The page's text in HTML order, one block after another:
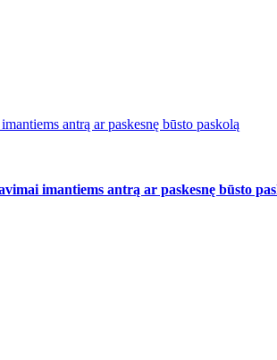
antrą ar paskesnę būsto paskolą
imantiems antrą ar paskesnę būsto